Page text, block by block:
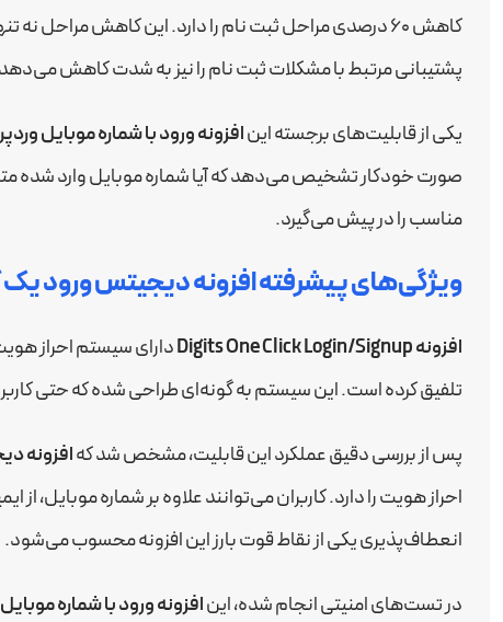
کاهش ۶۰ درصدی مراحل ثبت نام را دارد. این کاهش مراحل
پشتیبانی مرتبط با مشکلات ثبت نام را نیز به شدت کاهش
یکی از قابلیت‌های برجسته اینافزونه ورود با شماره موبایل
صورت خودکار تشخیص می‌دهد که آیا شماره موبایل وارد شده
مناسب را در پیش می‌گیرد.
ویژگی‌های پیشرفته افزونه دیجیتس ورود یک
افزونه Digits One Click Login/Signup
دارای سیستم احراز
تلفیق کرده است. این سیستم به گونه‌ای طراحی شده که حتی
پس از بررسی دقیق عملکرد این قابلیت، مشخص شد کهافزونه
احراز هویت را دارد. کاربران می‌توانند علاوه بر شماره موبایل، از
انعطاف‌پذیری یکی از نقاط قوت بارز این افزونه محسوب می‌شود.
در تست‌های امنیتی انجام شده، اینافزونه ورود با شماره